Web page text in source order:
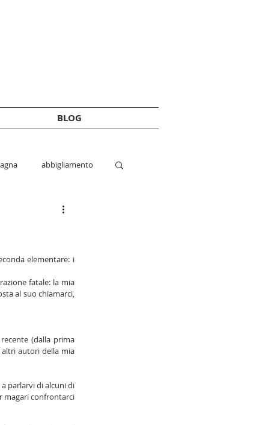
BLOG
abbigliamento
elementare: i
fatale: la mia
al suo chiamarci,
(dalla prima
autori della mia
parlarvi di alcuni di
magari confrontarci